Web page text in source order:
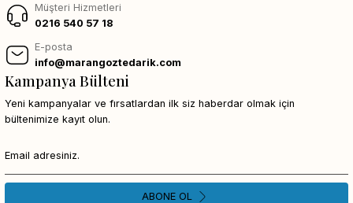
Müşteri Hizmetleri
0216 540 57 18
E-posta
info@marangoztedarik.com
Kampanya Bülteni
Yeni kampanyalar ve fırsatlardan ilk siz haberdar olmak için
bültenimize kayıt olun.
ABONE OL